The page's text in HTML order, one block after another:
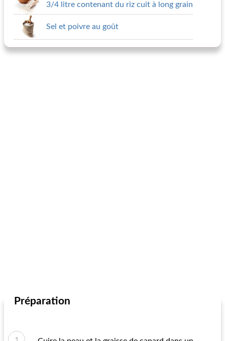
3/4 litre contenant du riz cuit à long grain
Sel et poivre au goût
Préparation